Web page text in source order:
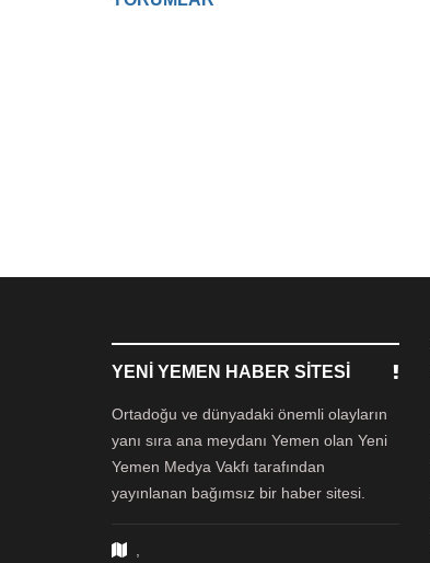
YENI YEMEN HABER SITESI
Ortadoğu ve dünyadaki önemli olayların
yanı sıra ana meydanı Yemen olan Yeni
Yemen Medya Vakfı tarafından
yayınlanan bağımsız bir haber sitesi.